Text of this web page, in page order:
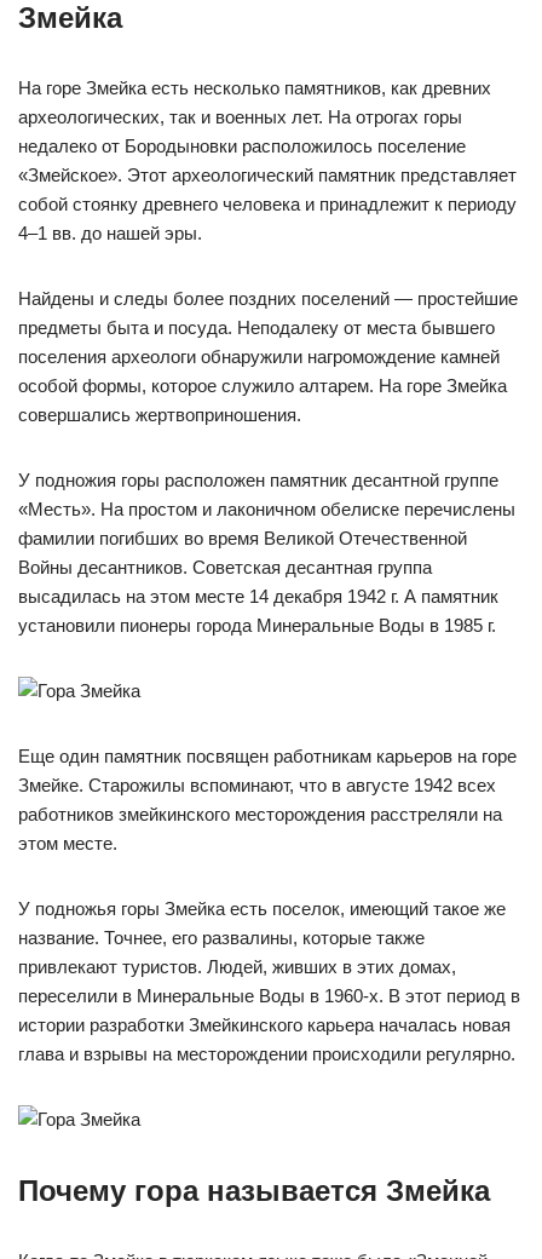
Змейка
На горе Змейка есть несколько памятников, как древних
археологических, так и военных лет. На отрогах горы
недалеко от Бородыновки расположилось поселение
«Змейское». Этот археологический памятник представляет
собой стоянку древнего человека и принадлежит к периоду
4–1 вв. до нашей эры.
Найдены и следы более поздних поселений — простейшие
предметы быта и посуда. Неподалеку от места бывшего
поселения археологи обнаружили нагромождение камней
особой формы, которое служило алтарем. На горе Змейка
совершались жертвоприношения.
У подножия горы расположен памятник десантной группе
«Месть». На простом и лаконичном обелиске перечислены
фамилии погибших во время Великой Отечественной
Войны десантников. Советская десантная группа
высадилась на этом месте 14 декабря 1942 г. А памятник
установили пионеры города Минеральные Воды в 1985 г.
Еще один памятник посвящен работникам карьеров на горе
Змейке. Старожилы вспоминают, что в августе 1942 всех
работников змейкинского месторождения расстреляли на
этом месте.
У подножья горы Змейка есть поселок, имеющий такое же
название. Точнее, его развалины, которые также
привлекают туристов. Людей, живших в этих домах,
переселили в Минеральные Воды в 1960-х. В этот период в
истории разработки Змейкинского карьера началась новая
глава и взрывы на месторождении происходили регулярно.
Почему гора называется Змейка